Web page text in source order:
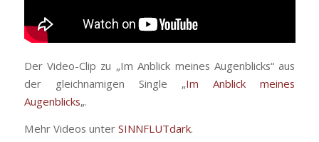
Der Video-Clip zu „Im Anblick meines Augenblicks“ aus
der gleichnamigen Single „Im Anblick meines
Augenblicks„.
Mehr Videos unter SINNFLUTdark.